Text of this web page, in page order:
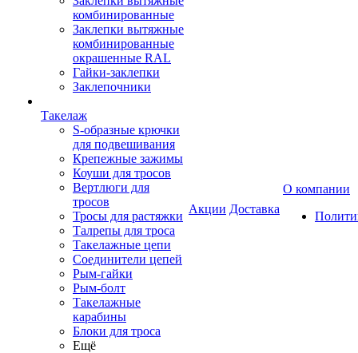
комбинированные
Заклепки вытяжные
комбинированные
окрашенные RAL
Гайки-заклепки
Заклепочники
Такелаж
S-образные крючки
для подвешивания
Крепежные зажимы
Коуши для тросов
Вертлюги для
тросов
Тросы для растяжки
Талрепы для троса
Такелажные цепи
Соединители цепей
Рым-гайки
Рым-болт
Такелажные
карабины
Блоки для троса
Ещё
Акции Доставка
О компании